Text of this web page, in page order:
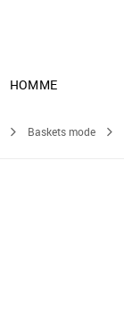
HOMME
Baskets mode